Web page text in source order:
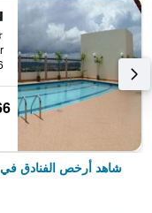
2
2.6
شاهد أرخص الفنادق في